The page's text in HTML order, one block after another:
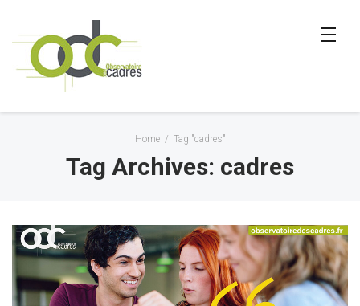
Home / Tag "cadres"
Tag Archives: cadres